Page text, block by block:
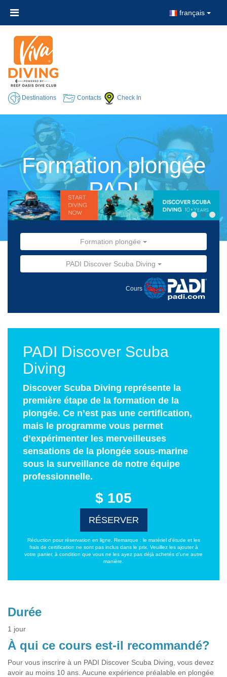
français
Destinations Contacts Check In
Formation plongée
PADI
Formation plongée
PADI Discover Scuba Diving
Cours
PADI Discover Scuba
Diving
Discover Scuba Diving représente la
première étape de la formation de la
plongée. Ce n’est pas une certification,
mais le programme vous permet
d’expérimenter les merveilleuses
sensations de la plongée sous-marine
sous la surveillance de notre équipe
professionnelle.
$ 105
RÉSERVER
Réduction pour réservation en ligne. Remarque : le matériel d'étude et les
frais de certification ne sont pas inclus dans le prix. Veuillez les ajouter à
votre panier, à condition que vous ne les ayez pas déjà achetés d'une autre
manière.
Durée
1 jour
À qui ce cours est-il recommandé?
Pour vous inscrire à un PADI Discover Scuba Diving, vous devez
avoir au moins 10 ans. Aucune expérience préalable en plongée